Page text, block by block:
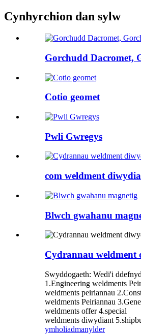
Cynhyrchion dan sylw
Gorchudd Dacromet,
Cotio geomet
Pwli Gwregys
com weldment
Blwch gwahanu
Cydrannau
Swyddogaeth: Wedi'i
1.Engineering weldments
weldments peiriannau
weldments Peiriannau
weldments offer 4.special
weldments diwydiant
ymholiadmanylder